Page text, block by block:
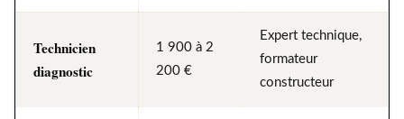
Technicien
diagnostic
1 900 à 2
200 €
Expert technique,
formateur
constructeur